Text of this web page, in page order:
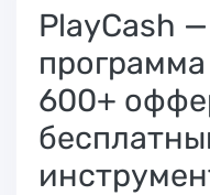
PlayCash
600+